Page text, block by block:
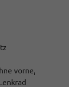
vorne,